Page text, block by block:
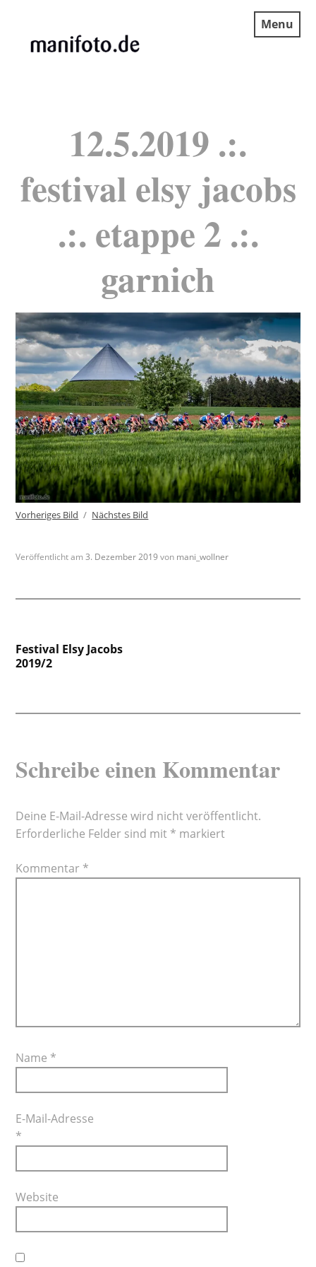
content
Menu
12.5.2019 .:.
festival elsy jacobs
.:. etappe 2 .:.
garnich
Vorheriges Bild Nächstes Bild
Veröffentlicht am3. Dezember 2019 von mani_wollner
Beitragsnavigation
Festival Elsy Jacobs
2019/2
Schreibe einen Kommentar
Deine E-Mail-Adresse wird nicht veröffentlicht.
Erforderliche Felder sind mit * markiert
Kommentar *
Name *
E-Mail-Adresse
*
Website